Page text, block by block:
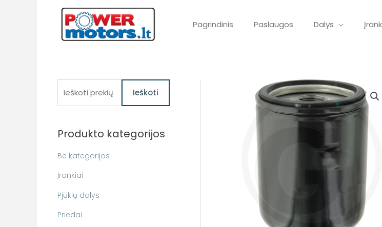
Pagrindinis Paslaugos Dalys
k
i
:
Ieškoti
Produkto kategorijos
Be kategorijos
Įrankiai
Pjūklų dalys
Priedai